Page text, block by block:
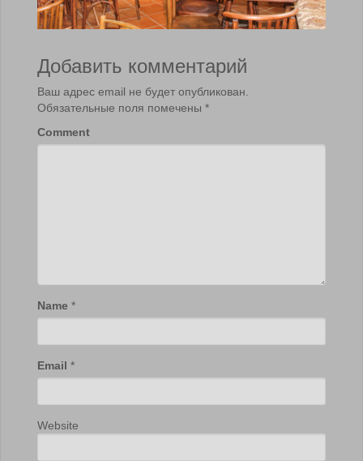
Добавить комментарий
Ваш адрес email не будет опубликован.
Обязательные поля помечены *
Comment
Name *
Email *
Website